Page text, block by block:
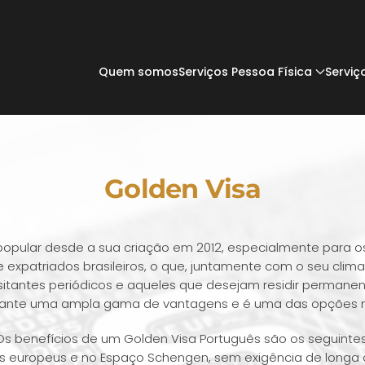
Quem somosServiços Pessoa Física
Golden Visa
desde a sua criação em 2012, especialmente para
brasileiros, o que, juntamente com o seu
periódicos e aqueles que desejam residir
uma ampla gama de vantagens e é uma das opções
benefícios de um Golden Visa Português são os
e no Espaço Schengen, sem exigência de